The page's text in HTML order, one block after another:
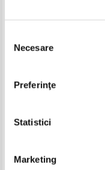
consimțământului
Necesare
Preferinţe
Statistici
Marketing
Pret: